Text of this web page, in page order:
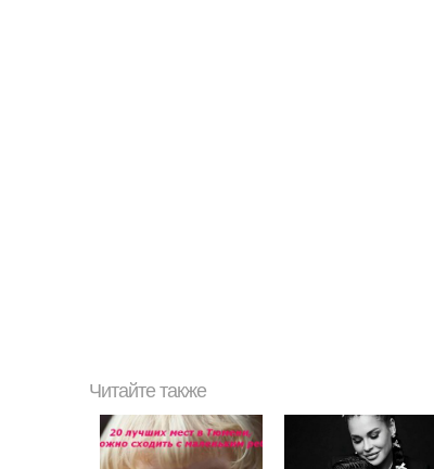
Читайте также